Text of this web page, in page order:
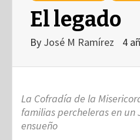
El legado
By José M Ramírez 4
La Cofradía de la
familias percheleras en un
ensueño